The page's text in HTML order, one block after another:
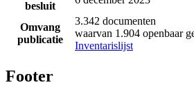
besluit
Omvang
publicatie
3.342 documenten
waarvan 1.904 openbaar
Inventarislijst
Footer